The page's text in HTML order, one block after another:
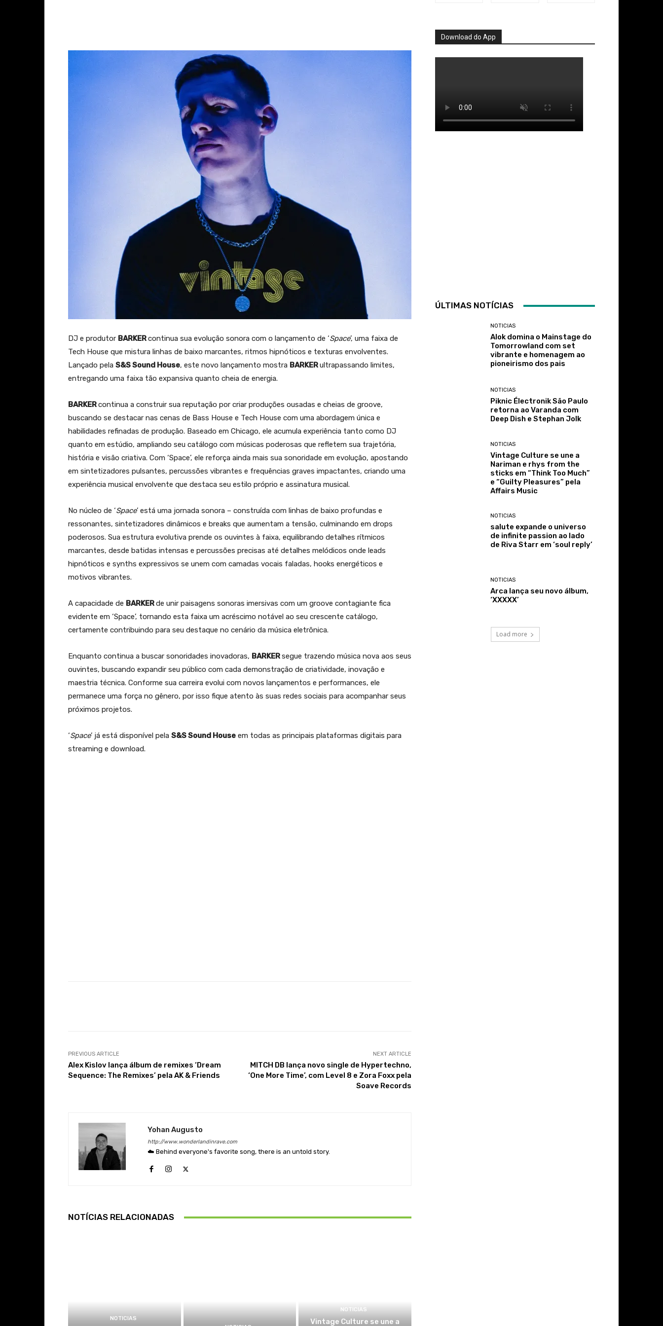
DJ e produtor BARKERcontinua sua evolução sonora com o lançamento de ‘Space’, uma faixa de
Tech House que mistura linhas de baixo marcantes, ritmos hipnóticos e texturas envolventes.
Lançado pela S&S Sound House, este novo lançamento mostra BARKERultrapassando limites,
entregando uma faixa tão expansiva quanto cheia de energia.
BARKERcontinua a construir sua reputação por criar produções ousadas e cheias de groove,
buscando se destacar nas cenas de Bass House e Tech House com uma abordagem única e
habilidades refinadas de produção. Baseado em Chicago, ele acumula experiência tanto como DJ
quanto em estúdio, ampliando seu catálogo com músicas poderosas que refletem sua trajetória,
história e visão criativa. Com ‘Space’, ele reforça ainda mais sua sonoridade em evolução, apostando
em sintetizadores pulsantes, percussões vibrantes e frequências graves impactantes, criando uma
experiência musical envolvente que destaca seu estilo próprio e assinatura musical.
No núcleo de ‘Space’ está uma jornada sonora – construída com linhas de baixo profundas e
ressonantes, sintetizadores dinâmicos e breaks que aumentam a tensão, culminando em drops
poderosos. Sua estrutura evolutiva prende os ouvintes à faixa, equilibrando detalhes rítmicos
marcantes, desde batidas intensas e percussões precisas até detalhes melódicos onde leads
hipnóticos e synths expressivos se unem com camadas vocais faladas, hooks energéticos e
motivos vibrantes.
A capacidade de BARKERde unir paisagens sonoras imersivas com um groove contagiante fica
evidente em ‘Space’, tornando esta faixa um acréscimo notável ao seu crescente catálogo,
certamente contribuindo para seu destaque no cenário da música eletrônica.
Enquanto continua a buscar sonoridades inovadoras, BARKERsegue trazendo música nova aos seus
ouvintes, buscando expandir seu público com cada demonstração de criatividade, inovação e
maestria técnica. Conforme sua carreira evolui com novos lançamentos e performances, ele
permanece uma força no gênero, por isso fique atento às suas redes sociais para acompanhar seus
próximos projetos.
‘Space’ já está disponível pela S&S Sound House em todas as principais plataformas digitais para
streaming e download.
PREVIOUS ARTICLE
Alex Kislov lança álbum de remixes ‘Dream
Sequence: The Remixes’ pela AK & Friends
NEXT ARTICLE
MITCH DB lança novo single de Hypertechno,
‘One More Time’, com Level 8 e Zora Foxx pela
Soave Records
Yohan Augusto
http://www.wonderlandinrave.com
☁️ Behind everyone's favorite song, there is an untold story.
NOTÍCIAS RELACIONADAS
NOTICIAS
NOTICIAS
Vintage Culture se une a
Download do App
ÚLTIMAS NOTÍCIAS
NOTICIAS
Alok domina o Mainstage do
Tomorrowland com set
vibrante e homenagem ao
pioneirismo dos pais
NOTICIAS
Piknic Électronik São Paulo
retorna ao Varanda com
Deep Dish e Stephan Jolk
NOTICIAS
Vintage Culture se une a
Nariman e rhys from the
sticks em “Think Too Much”
e “Guilty Pleasures” pela
Affairs Music
NOTICIAS
salute expande o universo
de infinite passion ao lado
de Riva Starr em ‘soul reply’
NOTICIAS
Arca lança seu novo álbum,
‘XXXXX’
Load more